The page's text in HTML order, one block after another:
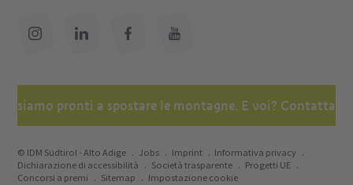
siamo pronti a spostare le montagne. E voi?
© IDM Südtirol - Alto Adige Jobs Imprint
Informativa privacy
Dichiarazione di accessibilità
Società trasparente
Progetti UE
Concorsi a premi
Sitemap Impostazione cookie